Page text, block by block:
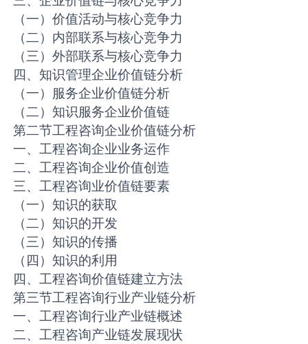
（一）价值活动与核心竞争力
（二）内部联系与核心竞争力
（三）外部联系与核心竞争力
四、知识管理企业价值链分析
（一）服务企业价值链分析
（二）知识服务企业价值链
第二节工程咨询企业价值链分析
一、工程咨询企业业务运作
二、工程咨询企业价值创造
三、工程咨询业价值链要素
（一）知识的获取
（二）知识的开发
（三）知识的传播
（四）知识的利用
四、工程咨询价值链建立方法
第三节工程咨询行业产业链分析
一、工程咨询行业产业链概述
二、工程咨询产业链发展现状